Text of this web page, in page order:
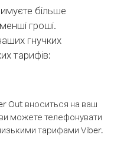
більше
гроші.
гнучких
тарифів:
Out вноситься на ваш
можете телефонувати
тарифами Viber.